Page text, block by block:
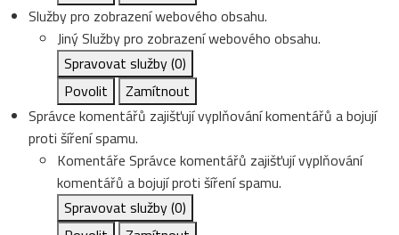
Služby pro zobrazení webového obsahu.
JinýSlužby pro zobrazení webového obsahu.
Spravovat služby(0)
Povolit
Zamítnout
Správce komentářů zajišťují vyplňování komentářů a bojují
proti šíření spamu.
Komentáře Správce komentářů zajišťují vyplňování
komentářů a bojují proti šíření spamu.
Spravovat služby(0)